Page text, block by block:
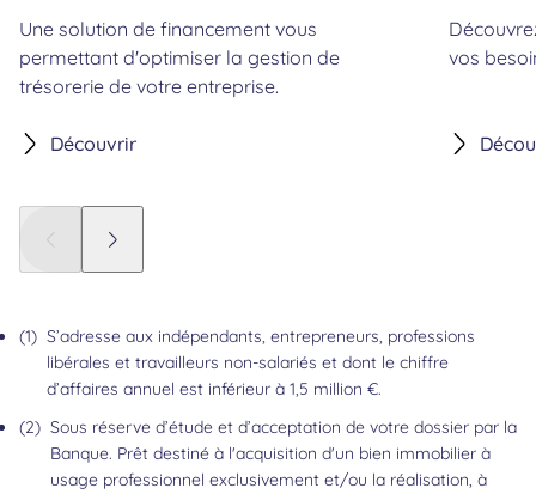
Une solution de financement vous
permettant d'optimiser la gestion de
trésorerie de votre entreprise.
Découvrir
vos
Panneau précédent
Panneau suivant
(1) S’adresse aux indépendants, entrepreneurs, professions
libérales et travailleurs non-salariés et dont le chiffre
d’affaires annuel est inférieur à 1,5 million €.
Retour au contenu
(2) Sous réserve d’étude et d’acceptation de votre dossier par la
Banque. Prêt destiné à l'acquisition d'un bien immobilier à
usage professionnel exclusivement et/ou la réalisation, à